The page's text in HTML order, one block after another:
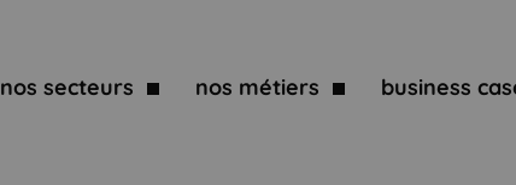
nos secteurs nos métiers business